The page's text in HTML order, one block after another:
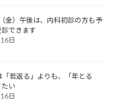
金）午後は、内科初診の方も予
できます
日
「若返る」よりも、「年とる
い
日